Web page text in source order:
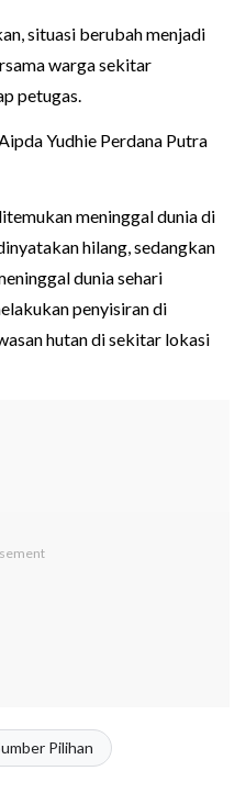
situasi berubah menjadi
warga sekitar
petugas.
Yudhie Perdana Putra
meninggal dunia di
hilang, sedangkan
dunia sehari
penyisiran di
hutan di sekitar lokasi
Pilihan